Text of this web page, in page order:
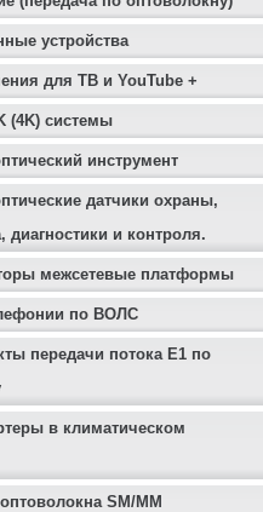
устройства
для ТВ и YouTube +
(4K) системы
инструмент
датчики охраны,
диагностики и контроля.
межсетевые платформы
по ВОЛС
передачи потока E1 по
в климатическом
SM/MM